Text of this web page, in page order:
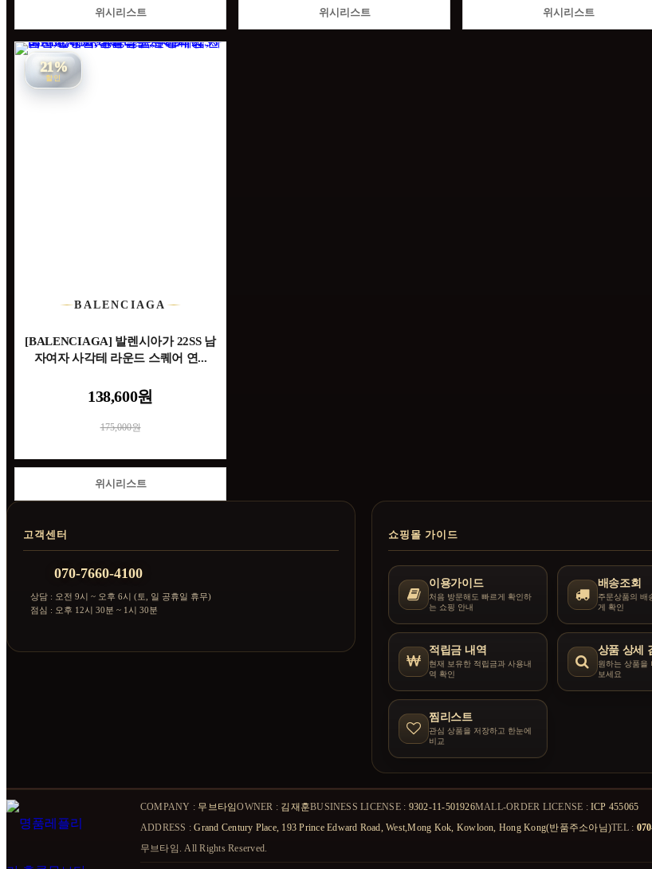
위시리스트 위시리스트 위시리스트
21%
할인
BALENCIAGA
[BALENCIAGA] 발렌시아가 22SS 남
자여자 사각테 라운드 스퀘어 연...
138,600원
175,000원
위시리스트
고객센터
070-7660-4100
상담 : 오전 9시 ~ 오후 6시 (토, 일 공휴일 휴무)
점심 : 오후 12시 30분 ~ 1시 30분
쇼핑몰 가이드
이용가이드
처음 방문해도 빠르게 확인하
는 쇼핑 안내
배송조회
주문상품의 배
게 확인
적립금 내역
현재 보유한 적립금과 사용내
역 확인
상품 상세
원하는 상품을
보세요
찜리스트
관심 상품을 저장하고 한눈에
비교
COMPANY : 무브타임OWNER : 김재훈BUSINESS LICENSE : 9302-11-501926MALL-ORDER LICENSE :ICP 455065
ADDRESS :Grand Century Place, 193 Prince Edward Road, West,Mong Kok, Kowloon, Hong Kong(반품주소아님)TEL :
무브타임. All Rights Reserved.